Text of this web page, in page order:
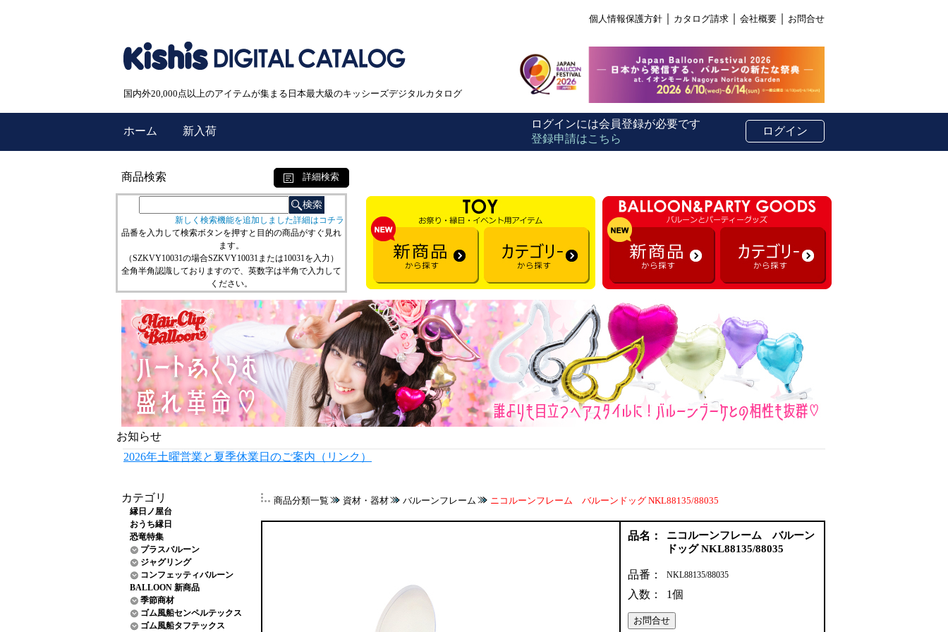
個人情報保護方針 カタログ請求 会社概要 お問合せ
国内外20,000点以上のアイテムが集まる日本最大級のキッシーズデジタルカタログ
ホーム 新入荷
ログインには会員登録が必要です
登録申請はこちら
ログイン
商品検索 詳細検索
新しく検索機能を追加しました詳細はコチラ
品番を入力して検索ボタンを押すと目的の商品がすぐ見れ
ます。
（SZKVY10031の場合SZKVY10031または10031を入力）
全角半角認識しておりますので、英数字は半角で入力して
ください。
お知らせ
2026年土曜営業と夏季休業日のご案内（リンク）
カテゴリ
縁日ノ屋台
おうち縁日
恐竜特集
プラスバルーン
ジャグリング
コンフェッティバルーン
BALLOON 新商品
季節商材
ゴム風船センペルテックス
ゴム風船タフテックス
商品分類一覧 資材・器材 バルーンフレーム ニコルーンフレーム バルーンドッグ NKL88135/88035
品名：
ニコルーンフレーム バルーン
ドッグ NKL88135/88035
品番： NKL88135/88035
入数： 1個